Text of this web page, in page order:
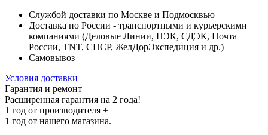
Службой доставки по Москве и Подмосквью
Доставка по России - транспортными и курьерскими
компаниями (Деловые Линии, ПЭК, СДЭК, Почта
России, TNT, СПСР, ЖелДорЭкспедиция и др.)
Самовывоз
Условия доставки
Гарантия и ремонт
Расширенная гарантия на 2 года!
1 год от производителя +
1 год от нашего магазина.